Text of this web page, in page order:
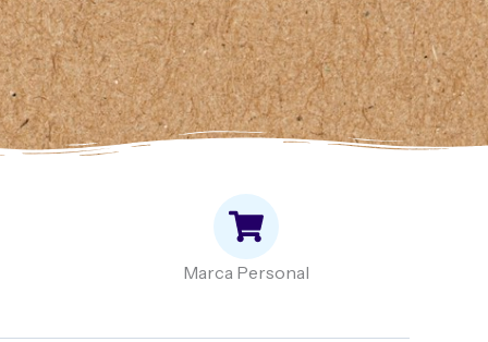
Marca Personal